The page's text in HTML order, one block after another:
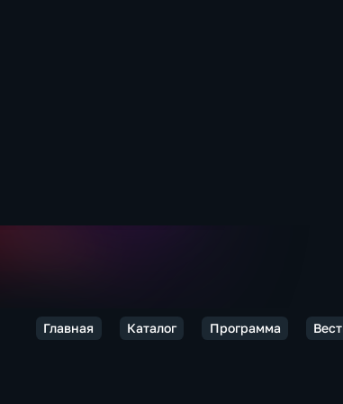
Главная Каталог Программа